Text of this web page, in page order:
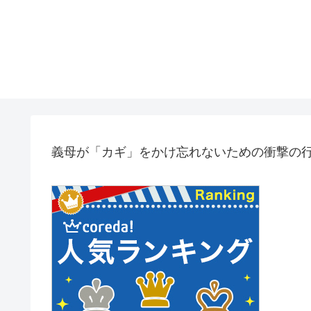
義母が「カギ」をかけ忘れないための衝撃の